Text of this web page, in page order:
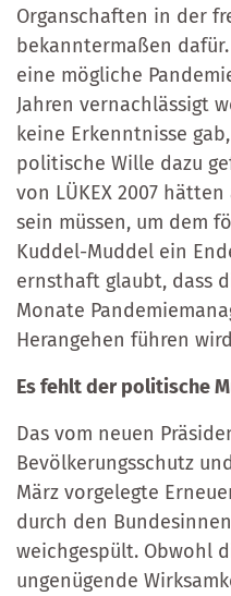
Organschaften in der
bekanntermaßen
eine mögliche
Jahren vernachlässigt
keine Erkenntnisse
politische Wille dazu
von LÜKEX 2007
sein müssen, um dem
Kuddel-Muddel ein
ernsthaft glaubt, dass
Monate
Herangehen führen
Es fehlt der politische
Das vom neuen
Bevölkerungsschutz
März vorgelegte
durch den
weichgespült. Obwohl
ungenügende